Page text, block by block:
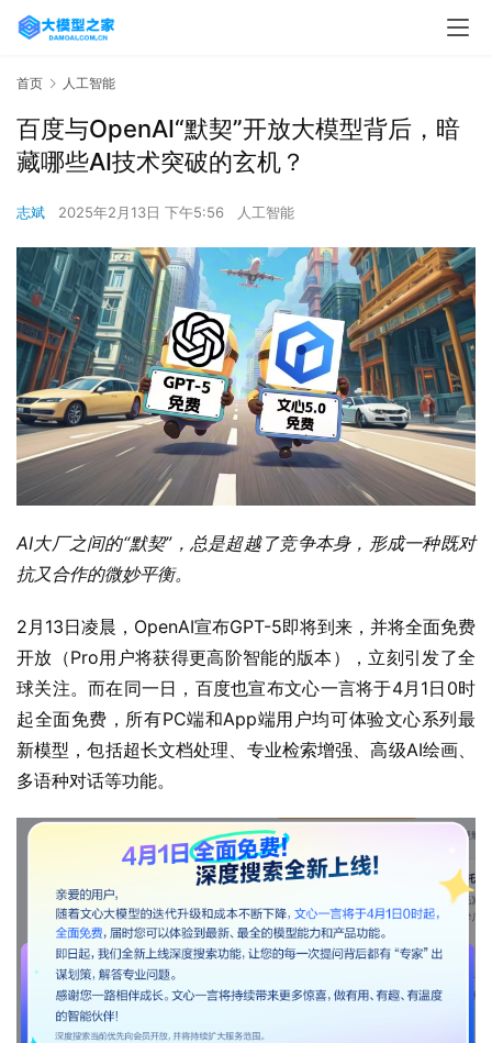
首页 人工智能
百度与OpenAI“默契”开放大模型背后，暗
藏哪些AI技术突破的玄机？
志斌 2025年2月13日 下午5:56 人工智能
AI大厂之间的“默契”，总是超越了竞争本身，形成一种既对
抗又合作的微妙平衡。
2月13日凌晨，OpenAI宣布GPT-5即将到来，并将全面免费
开放（Pro用户将获得更高阶智能的版本），立刻引发了全
球关注。而在同一日，百度也宣布文心一言将于4月1日0时
起全面免费，所有PC端和App端用户均可体验文心系列最
新模型，包括超长文档处理、专业检索增强、高级AI绘画、
多语种对话等功能。